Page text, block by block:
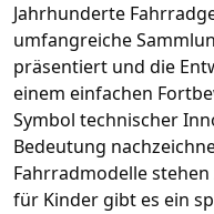
Jahrhunderte
umfangreiche
präsentiert und die
einem einfachen
Symbol technischer
Bedeutung
Fahrradmodelle
für Kinder gibt es ein